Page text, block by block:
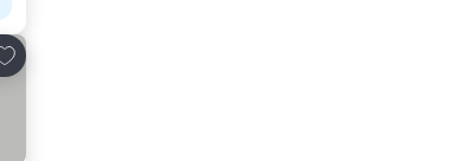
suosikkeihin